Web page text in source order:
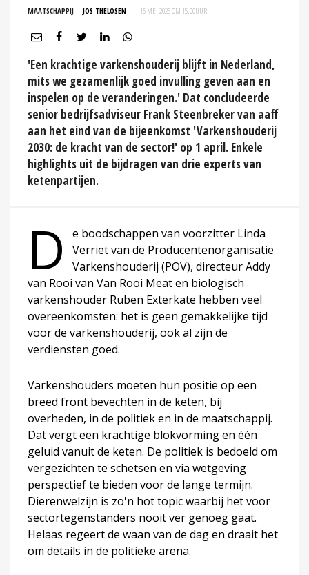
MAATSCHAPPIJ JOS THELOSEN 16 MEI 2025 OM 15:00UUR
'Een krachtige varkenshouderij blijft in Nederland,
mits we gezamenlijk goed invulling geven aan en
inspelen op de veranderingen.' Dat concludeerde
senior bedrijfsadviseur Frank Steenbreker van aaff
aan het eind van de bijeenkomst 'Varkenshouderij
2030: de kracht van de sector!' op 1 april. Enkele
highlights uit de bijdragen van drie experts van
ketenpartijen.
D
e boodschappen van voorzitter Linda
Verriet van de Producentenorganisatie
Varkenshouderij (POV), directeur Addy
van Rooi van Van Rooi Meat en biologisch
varkenshouder Ruben Exterkate hebben veel
overeenkomsten: het is geen gemakkelijke tijd
voor de varkenshouderij, ook al zijn de
verdiensten goed.
Varkenshouders moeten hun positie op een
breed front bevechten in de keten, bij
overheden, in de politiek en in de maatschappij.
Dat vergt een krachtige blokvorming en één
geluid vanuit de keten. De politiek is bedoeld om
vergezichten te schetsen en via wetgeving
perspectief te bieden voor de lange termijn.
Dierenwelzijn is zo'n hot topic waarbij het voor
sectortegenstanders nooit ver genoeg gaat.
Helaas regeert de waan van de dag en draait het
om details in de politieke arena.